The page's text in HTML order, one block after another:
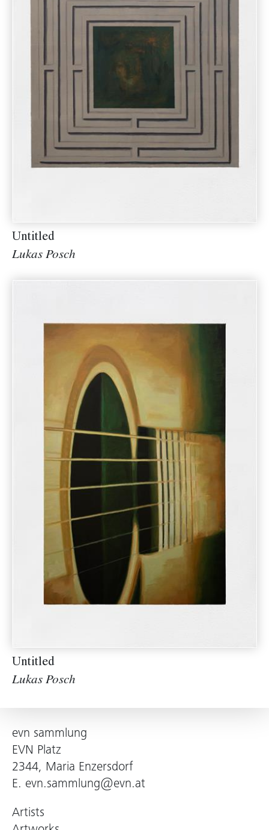
Untitled
Lukas Posch
Untitled
Lukas Posch
evn sammlung
EVN Platz
2344, Maria Enzersdorf
E. evn.sammlung@evn.at
Artists